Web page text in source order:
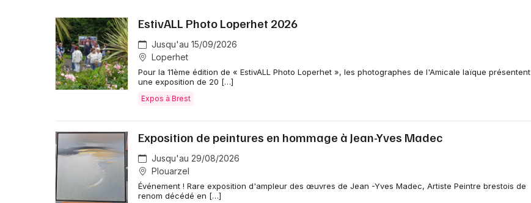
Newsletter des sorties
Actus dans le Finistère
EstivALL Photo Loperhet 2026
Jusqu'au 15/09/2026
Loperhet
Pour la 11ème édition de « EstivALL Photo Loperhet », les photographes de l'Amicale laïque présentent
une exposition de 20 […]
Expos à Brest
Exposition de peintures en hommage à Jean-Yves Madec
Jusqu'au 29/08/2026
Plouarzel
Événement ! Rare exposition d'ampleur des œuvres de Jean -Yves Madec, Artiste Peintre brestois de
renom décédé en […]